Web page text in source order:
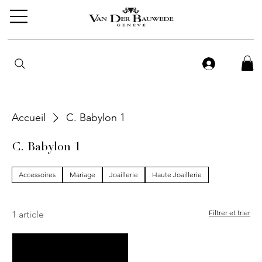
Accueil C. Babylon 1
C. Babylon 1
Accessoires Mariage Joaillerie Haute Joaillerie
1 article Filtrer et trier